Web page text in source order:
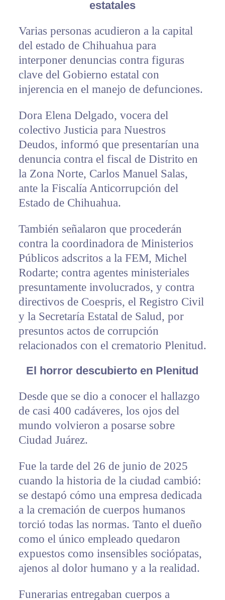
estatales
Varias personas acudieron a la capital
del estado de Chihuahua para
interponer denuncias contra figuras
clave del Gobierno estatal con
injerencia en el manejo de defunciones.
Dora Elena Delgado, vocera del
colectivo Justicia para Nuestros
Deudos, informó que presentarían una
denuncia contra el fiscal de Distrito en
la Zona Norte, Carlos Manuel Salas,
ante la Fiscalía Anticorrupción del
Estado de Chihuahua.
También señalaron que procederán
contra la coordinadora de Ministerios
Públicos adscritos a la FEM, Michel
Rodarte; contra agentes ministeriales
presuntamente involucrados, y contra
directivos de Coespris, el Registro Civil
y la Secretaría Estatal de Salud, por
presuntos actos de corrupción
relacionados con el crematorio Plenitud.
El horror descubierto en Plenitud
Desde que se dio a conocer el hallazgo
de casi 400 cadáveres, los ojos del
mundo volvieron a posarse sobre
Ciudad Juárez.
Fue la tarde del 26 de junio de 2025
cuando la historia de la ciudad cambió:
se destapó cómo una empresa dedicada
a la cremación de cuerpos humanos
torció todas las normas. Tanto el dueño
como el único empleado quedaron
expuestos como insensibles sociópatas,
ajenos al dolor humano y a la realidad.
Funerarias entregaban cuerpos a